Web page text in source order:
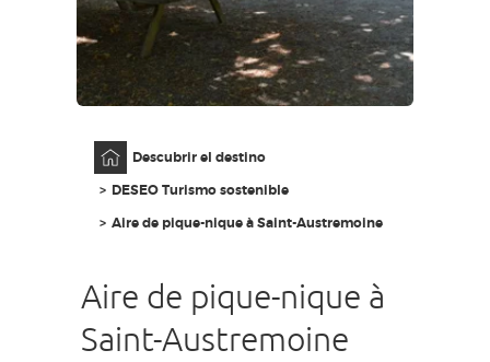
ES
Descubrir el destino
DESEO Turismo sostenible
Aire de pique-nique à Saint-Austremoine
Aire de pique-nique à
Saint-Austremoine